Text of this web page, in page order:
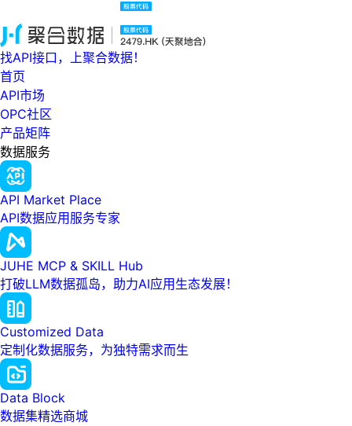
找API接口，上聚合数据！
首页
API市场
OPC社区
产品矩阵
数据服务
API Market Place
API数据应用服务专家
JUHE MCP & SKILL Hub
打破LLM数据孤岛，助力AI应用生态发展！
Customized Data
定制化数据服务，为独特需求而生
Data Block
数据集精选商城